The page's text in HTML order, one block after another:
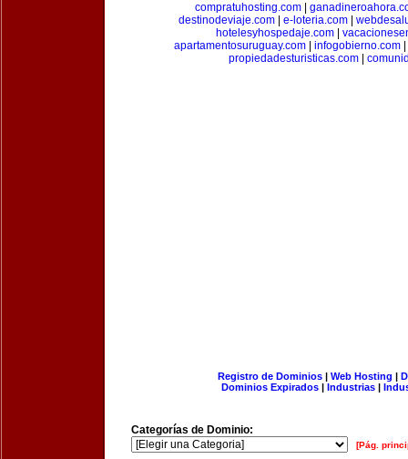
compratuhosting.com|
destinodeviaje.com
e-loteria.com
hotelesyhospedaje.com
apartamentosuruguay.com
infogobierno.com
propiedadesturisticas.com|
Registro de Dominios| Web Hosting |
Dominios Expirados | Industrias |
Categorías de Dominio:
[Pág.